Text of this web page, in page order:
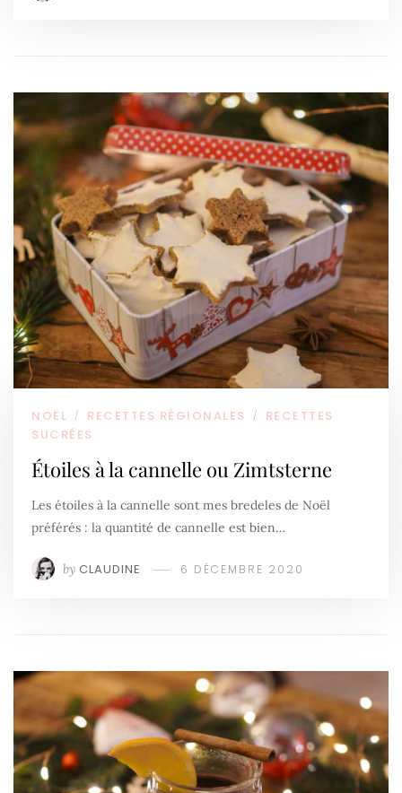
NOËL / RECETTES RÉGIONALES /
RECETTES
SUCRÉES
Étoiles à la cannelle ou Zimtsterne
Les étoiles à la cannelle sont mes bredeles de Noël
préférés : la quantité de cannelle est bien…
by CLAUDINE 6 DÉCEMBRE 2020